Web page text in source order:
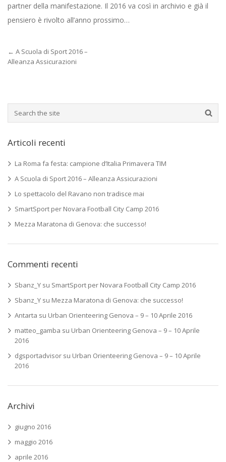
partner della manifestazione. Il 2016 va così in archivio e già il
pensiero è rivolto all’anno prossimo…
← A Scuola di Sport 2016 –
Alleanza Assicurazioni
Articoli recenti
La Roma fa festa: campione d’Italia Primavera TIM
A Scuola di Sport 2016 – Alleanza Assicurazioni
Lo spettacolo del Ravano non tradisce mai
SmartSport per Novara Football City Camp 2016
Mezza Maratona di Genova: che successo!
Commenti recenti
Sbanz_Y su SmartSport per Novara Football City Camp 2016
Sbanz_Y su Mezza Maratona di Genova: che successo!
Antarta su Urban Orienteering Genova – 9 – 10 Aprile 2016
matteo_gamba su Urban Orienteering Genova – 9 – 10 Aprile
2016
dgsportadvisor su Urban Orienteering Genova – 9 – 10 Aprile
2016
Archivi
giugno 2016
maggio 2016
aprile 2016